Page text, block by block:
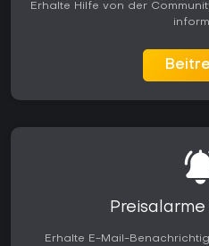
Erhalte Hilfe von der
Erhalte E-Mail-